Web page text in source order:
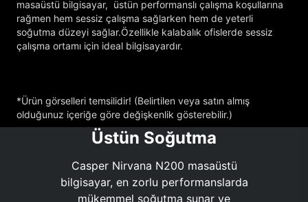
masaüstü bilgisayar, üstün performanslı çalışma koşullarına
rağmen hem sessiz çalışma sağlarken hem de yeterli
soğutma düzeyi sağlar.Özellikle kalabalık ofislerde sessiz
çalışma ortamı için ideal bilgisayardır.
*Ürün görselleri temsilidir! (Belirtilen veya satın almış
olduğunuz içeriğe göre değişkenlik gösterebilir.)
Üstün Soğutma
Casper Nirvana N200 masaüstü
bilgisayar, en zorlu performanslarda
mükemmel soğutma sunar ve